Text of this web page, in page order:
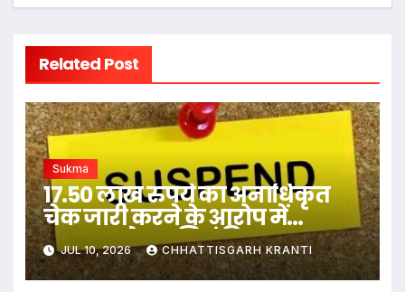
Related Post
Sukma
17.50 लाख रुपये का अनाधिकृत
चेक जारी करने के आरोप में
सहायक ग्रेड-2 निलंबित
JUL 10, 2026 CHHATTISGARH KRANTI